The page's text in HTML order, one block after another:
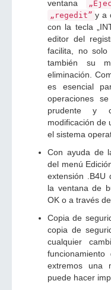
ventana
„regedit” y a
con la tecla
editor del
facilita, no
también su
eliminación.
es esencial
operaciones
prudente y
modificación de
el sistema
Con ayuda de
del menú
extensión .B4U
la ventana de
OK o a través
Copia de
copia de
cualquier
extremos una
puede hacer